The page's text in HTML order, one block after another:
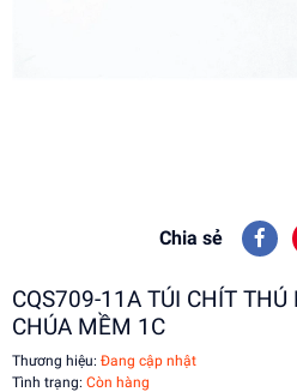
Chia sẻ
CQS709-11A TÚI CHÍT THÚ
CHÚA MỀM 1C
Thương hiệu: Đang cập nhật
Tình trạng: Còn hàng